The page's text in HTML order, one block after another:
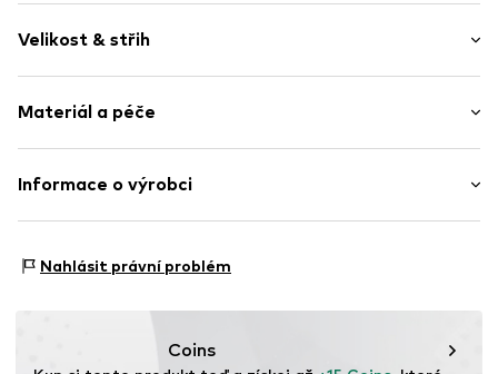
Elastický pas/okraj
Měkký povrch
Položka č. WEFegoh001000001
Velikost & střih
Střih: Normální
Materiál a péče
Materiál: 100% Polyester - PES (recyklovaný)
Informace o výrobci
3542AD Utecht
Nahlásit právní problém
Coins